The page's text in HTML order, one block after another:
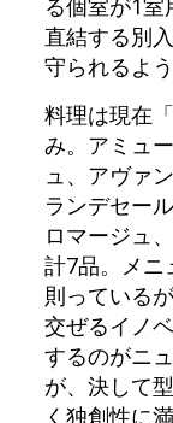
る個室が1
直結する別
守られるよ
料理は現在
み。アミュ
ュ、アヴァ
ランデセー
ロマージュ
計7品。メニ
則っている
交ぜるイノ
するのがニ
が、決して
く独創性に